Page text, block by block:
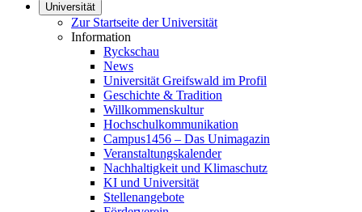
Universität
Zur Startseite der Universität
Information
Ryckschau
News
Universität Greifswald im Profil
Geschichte & Tradition
Willkommenskultur
Hochschulkommunikation
Campus1456 – Das Unimagazin
Veranstaltungskalender
Nachhaltigkeit und Klimaschutz
KI und Universität
Stellenangebote